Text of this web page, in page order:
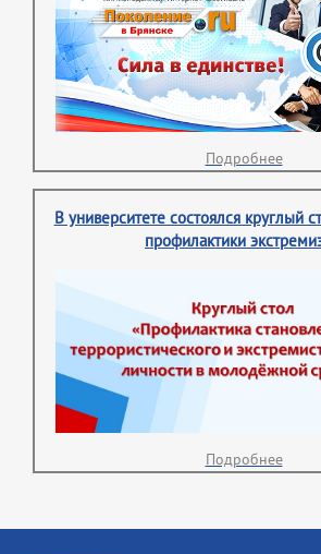
Подробнее
В университете состоялся круглый
профилактики
Подробнее